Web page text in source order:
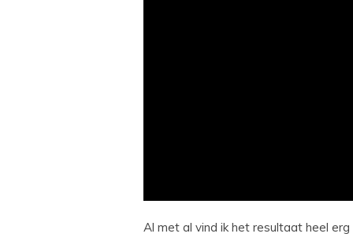
Al met al vind ik het resultaat heel